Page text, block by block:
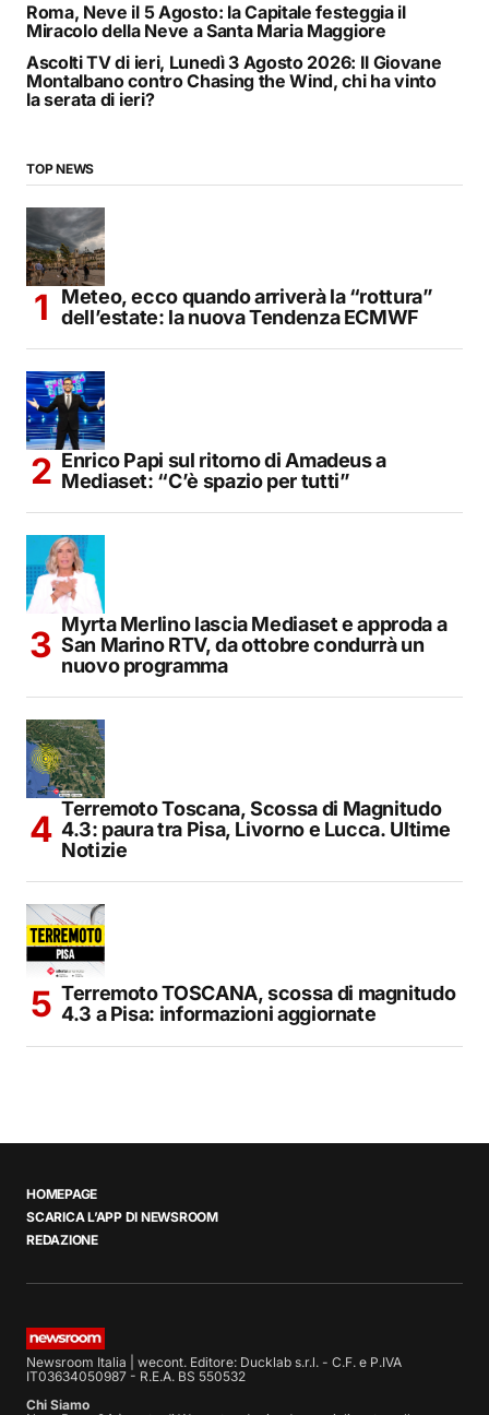
Roma, Neve il 5 Agosto: la Capitale festeggia il
Miracolo della Neve a Santa Maria Maggiore
Ascolti TV di ieri, Lunedì 3 Agosto 2026: Il Giovane
Montalbano contro Chasing the Wind, chi ha vinto
la serata di ieri?
TOP NEWS
Meteo, ecco quando arriverà la “rottura”
dell’estate: la nuova Tendenza ECMWF
Enrico Papi sul ritorno di Amadeus a
Mediaset: “C’è spazio per tutti”
Myrta Merlino lascia Mediaset e approda a
San Marino RTV, da ottobre condurrà un
nuovo programma
Terremoto Toscana, Scossa di Magnitudo
4.3: paura tra Pisa, Livorno e Lucca. Ultime
Notizie
Terremoto TOSCANA, scossa di magnitudo
4.3 a Pisa: informazioni aggiornate
HOMEPAGE
SCARICA L’APP DI NEWSROOM
REDAZIONE
Newsroom Italia | wecont. Editore: Ducklab s.r.l. - C.F. e P.IVA
IT03634050987 - R.E.A. BS 550532
Chi Siamo